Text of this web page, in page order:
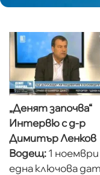
„Денят започва“
Интервю с д-р
Димитър Ленков
Водещ:1
една ключова